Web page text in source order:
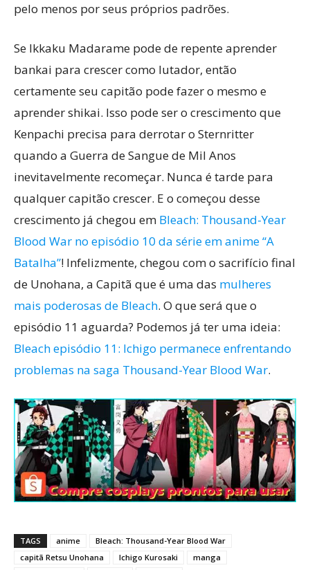
pelo menos por seus próprios padrões.
Se Ikkaku Madarame pode de repente aprender
bankai para crescer como lutador, então
certamente seu capitão pode fazer o mesmo e
aprender shikai. Isso pode ser o crescimento que
Kenpachi precisa para derrotar o Sternritter
quando a Guerra de Sangue de Mil Anos
inevitavelmente recomeçar. Nunca é tarde para
qualquer capitão crescer. E o começou desse
crescimento já chegou em Bleach: Thousand-Year
Blood War no episódio 10 da série em anime “A
Batalha”! Infelizmente, chegou com o sacrifício final
de Unohana, a Capitã que é uma das mulheres
mais poderosas de Bleach. O que será que o
episódio 11 aguarda? Podemos já ter uma ideia:
Bleach episódio 11: Ichigo permanece enfrentando
problemas na saga Thousand-Year Blood War.
TAGS anime
Bleach: Thousand-Year Blood War
capitã Retsu Unohana
Ichigo Kurosaki
manga